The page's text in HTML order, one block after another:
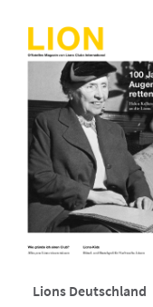
Lions Deutschland